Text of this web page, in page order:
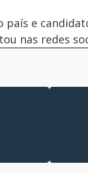
e
nas redes